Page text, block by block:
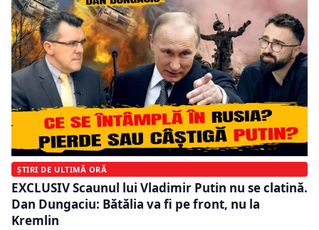
ȘTIRI DE ULTIMĂ ORĂ
EXCLUSIV Scaunul lui Vladimir Putin nu se clatină.
Dan Dungaciu: Bătălia va fi pe front, nu la
Kremlin